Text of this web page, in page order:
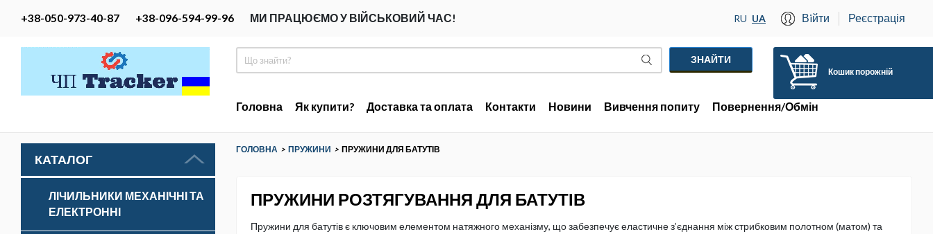
+38-050-973-40-87 +38-096-594-99-96 МИ ПРАЦЮЄМО У ВІЙСЬКОВИЙ ЧАС! RU UA Вiйти Реєстрація
Кошик порожній
Головна Як купити? Доставка та оплата Контакти Новини Вивчення попиту Повернення/Обмін
КАТАЛОГ
ЛІЧИЛЬНИКИ МЕХАНІЧНІ ТА
ЕЛЕКТРОННІ
ГОЛОВНА > ПРУЖИНИ > ПРУЖИНИ ДЛЯ БАТУТІВ
ПРУЖИНИ РОЗТЯГУВАННЯ ДЛЯ БАТУТІВ
Пружини для батутів є ключовим елементом натяжного механізму, що забезпечує еластичне з’єднання між стрибковим полотном (матом) та